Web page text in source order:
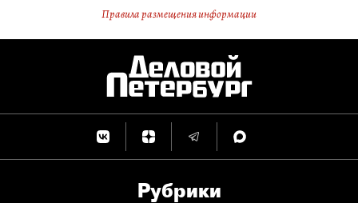
Правила размещения информации
Рубрики